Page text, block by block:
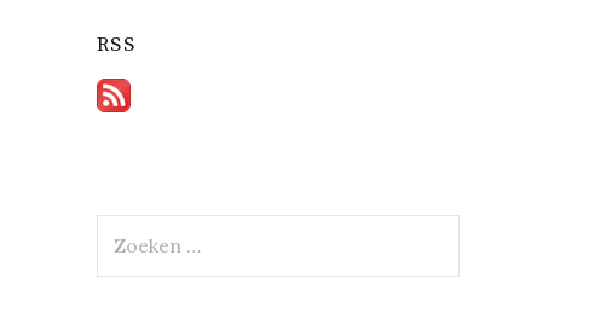
RSS
naar: